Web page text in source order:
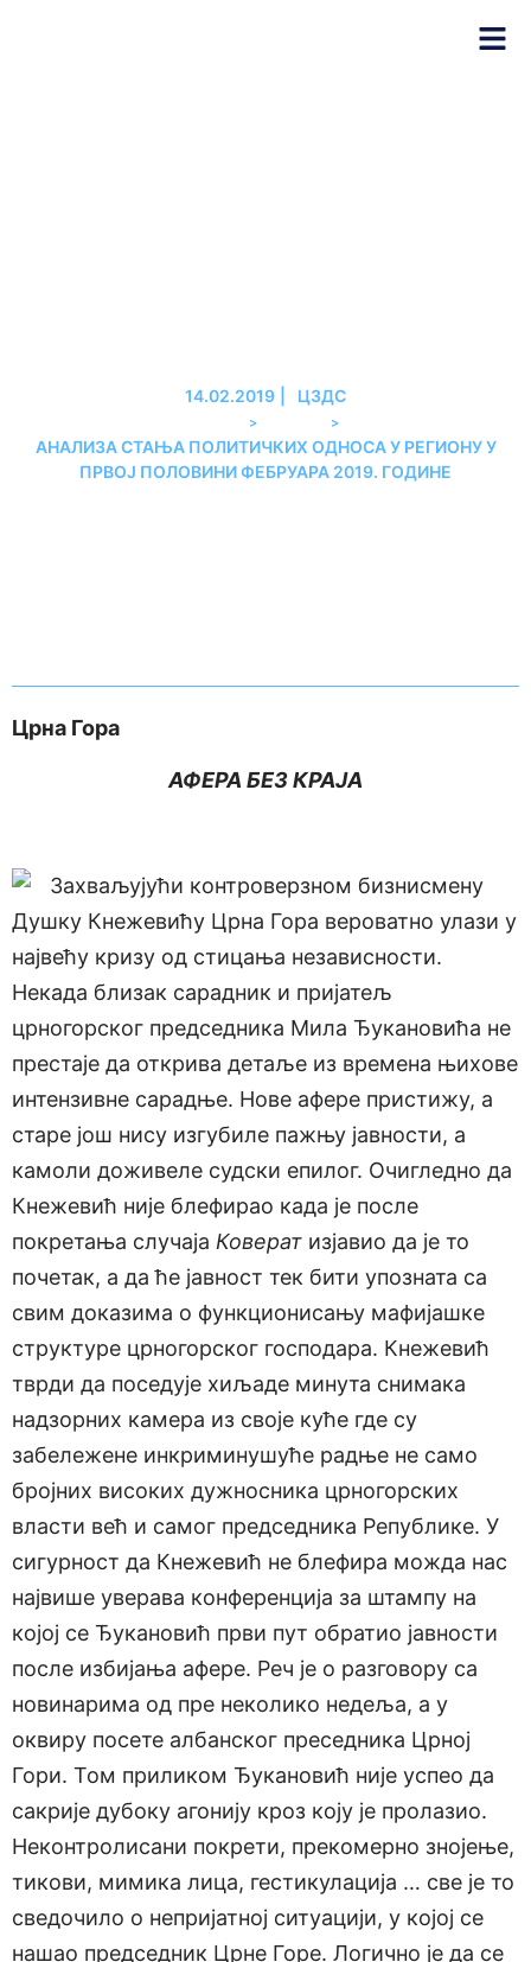
14.02.2019 ЦЗДС
> >
АНАЛИЗА СТАЊА ПОЛИТИЧКИХ ОДНОСА У РЕГИОНУ У
ПРВОЈ ПОЛОВИНИ ФЕБРУАРА 2019. ГОДИНЕ
Црна Гора
АФЕРА БЕЗ КРАЈА
Захваљујући контроверзном бизнисмену
Душку Кнежевићу Црна Гора вероватно улази у
највећу кризу од стицања независности.
Некада близак сарадник и пријатељ
црногорског председника Мила Ђукановића не
престаје да открива детаље из времена њихове
интензивне сарадње. Нове афере пристижу, а
старе још нису изгубиле пажњу јавности, а
камоли доживеле судски епилог. Очигледно да
Кнежевић није блефирао када је после
покретања случаја Коверат изјавио да је то
почетак, а да ће јавност тек бити упозната са
свим доказима о функционисању мафијашке
структуре црногорског господара. Кнежевић
тврди да поседује хиљаде минута снимака
надзорних камера из своје куће где су
забележене инкриминушуће радње не само
бројних високих дужносника црногорских
власти већ и самог председника Републике. У
сигурност да Кнежевић не блефира можда нас
највише уверава конференција за штампу на
којој се Ђукановић први пут обратио јавности
после избијања афере. Реч је о разговору са
новинарима од пре неколико недеља, а у
оквиру посете албанског преседника Црној
Гори. Том приликом Ђукановић није успео да
сакрије дубоку агонију кроз коју је пролазио.
Неконтролисани покрети, прекомерно знојење,
тикови, мимика лица, гестикулација … све је то
сведочило о непријатној ситуацији, у којој се
нашао председник Црне Горе. Логично је да се